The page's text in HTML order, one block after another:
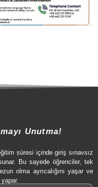
Unutma!
süresi içinde giriş sınavsız
Bu sayede öğrenciler, tek
olma ayrıcalığını yaşar ve